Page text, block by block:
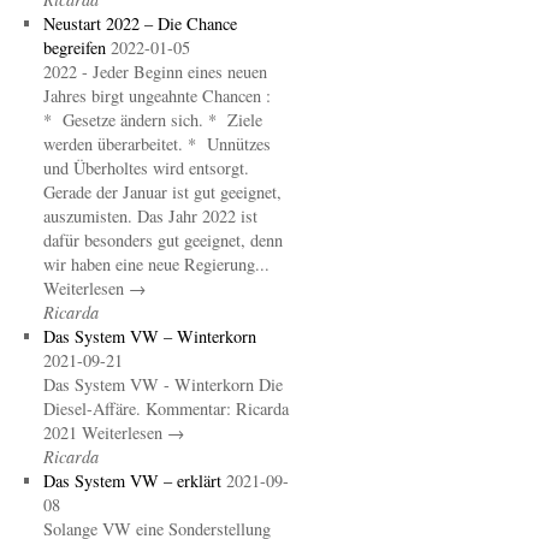
Neustart 2022 – Die Chance
begreifen 2022-01-05
2022 - Jeder Beginn eines neuen
Jahres birgt ungeahnte Chancen :
* Gesetze ändern sich. * Ziele
werden überarbeitet. * Unnützes
und Überholtes wird entsorgt.
Gerade der Januar ist gut geeignet,
auszumisten. Das Jahr 2022 ist
dafür besonders gut geeignet, denn
wir haben eine neue Regierung...
Weiterlesen →
Ricarda
Das System VW – Winterkorn
2021-09-21
Das System VW - Winterkorn Die
Diesel-Affäre. Kommentar: Ricarda
2021 Weiterlesen →
Ricarda
Das System VW – erklärt 2021-09-
08
Solange VW eine Sonderstellung